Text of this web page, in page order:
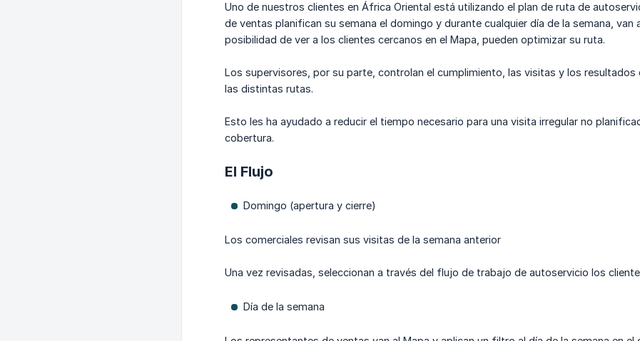
Uno de nuestros clientes en África Oriental está utilizando el plan de ruta de
de ventas planifican su semana el domingo y durante cualquier día de la semana,
posibilidad de ver a los clientes cercanos en el Mapa, pueden optimizar su ruta.
Los supervisores, por su parte, controlan el cumplimiento, las visitas y los
las distintas rutas.
Esto les ha ayudado a reducir el tiempo necesario para una visita irregular no
cobertura.
El Flujo
Domingo (apertura y cierre)
Los comerciales revisan sus visitas de la semana anterior
Una vez revisadas, seleccionan a través del flujo de trabajo de autoservicio los
Día de la semana